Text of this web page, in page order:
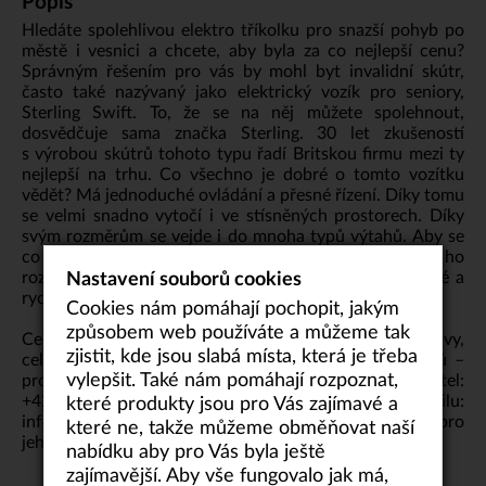
Hledáte spolehlivou elektro tříkolku pro snazší pohyb po
městě i vesnici a chcete, aby byla za co nejlepší cenu?
Správným řešením pro vás by mohl byt invalidní skútr,
často také nazývaný jako elektrický vozík pro seniory,
Sterling Swift. To, že se na něj můžete spolehnout,
dosvědčuje sama značka Sterling. 30 let zkušeností
s výrobou skútrů tohoto typu řadí Britskou firmu mezi ty
nejlepší na trhu. Co všechno je dobré o tomto vozítku
vědět? Má jednoduché ovládání a přesné řízení. Díky tomu
se velmi snadno vytočí i ve stísněných prostorech. Díky
svým rozměrům se vejde i do mnoha typů výtahů. Aby se
co nejpohodlněji dal převážet automobilem, je možné ho
rozebrat a složit bez použití nářadí. Je to velmi snadné a
rychlé.
Cena konkrétního produktu se odvíjí od jeho stáří, výbavy,
celkového stavu produktu a počtu najetých kilometrů –
pro konkrétní cenovou nabídku nás kontaktujte na tel:
+420 736 543 666nebo na e-mailu:
info@invalidnivozicky.cz. Uvedená cena vozíku platí pro
jeho základní výbavu.
Nastavení souborů cookies
Cookies nám pomáhají pochopit, jakým
způsobem web používáte a můžeme tak
zjistit, kde jsou slabá místa, která je třeba
vylepšit. Také nám pomáhají rozpoznat,
které produkty jsou pro Vás zajímavé a
které ne, takže můžeme obměňovat naší
nabídku aby pro Vás byla ještě
zajímavější. Aby vše fungovalo jak má,